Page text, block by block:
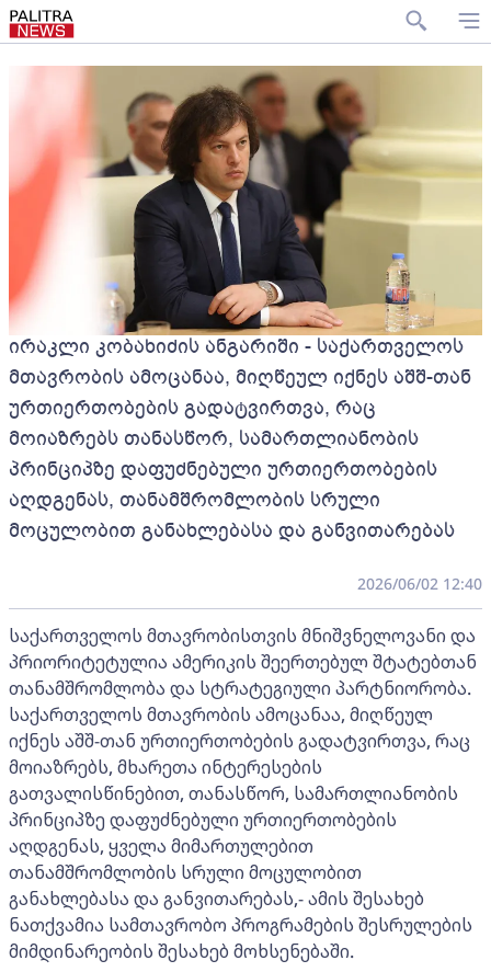
ირაკლი კობახიძის ანგარიში - საქართველოს
მთავრობის ამოცანაა, მიღწეულ იქნეს აშშ-თან
ურთიერთობების გადატვირთვა, რაც
მოიაზრებს თანასწორ, სამართლიანობის
პრინციპზე დაფუძნებული ურთიერთობების
აღდგენას, თანამშრომლობის სრული
მოცულობით განახლებასა და განვითარებას
2026/06/02 12:40
საქართველოს მთავრობისთვის მნიშვნელოვანი და
პრიორიტეტულია ამერიკის შეერთებულ შტატებთან
თანამშრომლობა და სტრატეგიული პარტნიორობა.
საქართველოს მთავრობის ამოცანაა, მიღწეულ
იქნეს აშშ-თან ურთიერთობების გადატვირთვა, რაც
მოიაზრებს, მხარეთა ინტერესების
გათვალისწინებით, თანასწორ, სამართლიანობის
პრინციპზე დაფუძნებული ურთიერთობების
აღდგენას, ყველა მიმართულებით
თანამშრომლობის სრული მოცულობით
განახლებასა და განვითარებას,- ამის შესახებ
ნათქვამია სამთავრობო პროგრამების შესრულების
მიმდინარეობის შესახებ მოხსენებაში.